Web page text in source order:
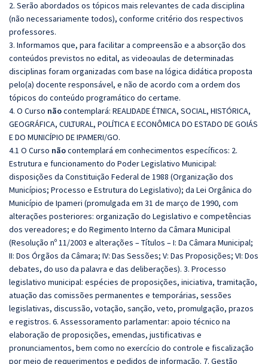
2. Serão abordados os tópicos mais relevantes de cada disciplina
(não necessariamente todos), conforme critério dos respectivos
professores.
3. Informamos que, para facilitar a compreensão e a absorção dos
conteúdos previstos no edital, as videoaulas de determinadas
disciplinas foram organizadas com base na lógica didática proposta
pelo(a) docente responsável, e não de acordo com a ordem dos
tópicos do conteúdo programático do certame.
4. O Curso nãocontemplará: REALIDADE ÉTNICA, SOCIAL, HISTÓRICA,
GEOGRÁFICA, CULTURAL, POLÍTICA E ECONÔMICA DO ESTADO DE GOIÁS
E DO MUNICÍPIO DE IPAMERI/GO.
4.1 O Curso nãocontemplará em conhecimentos específicos: 2.
Estrutura e funcionamento do Poder Legislativo Municipal:
disposições da Constituição Federal de 1988 (Organização dos
Municípios; Processo e Estrutura do Legislativo); da Lei Orgânica do
Município de Ipameri (promulgada em 31 de março de 1990, com
alterações posteriores: organização do Legislativo e competências
dos vereadores; e do Regimento Interno da Câmara Municipal
(Resolução nº 11/2003 e alterações – Títulos – I: Da Câmara Municipal;
II: Dos Órgãos da Câmara; IV: Das Sessões; V: Das Proposições; VI: Dos
debates, do uso da palavra e das deliberações). 3. Processo
legislativo municipal: espécies de proposições, iniciativa, tramitação,
atuação das comissões permanentes e temporárias, sessões
legislativas, discussão, votação, sanção, veto, promulgação, prazos
e registros. 6. Assessoramento parlamentar: apoio técnico na
elaboração de proposições, emendas, justificativas e
pronunciamentos, bem como no exercício do controle e fiscalização
por meio de requerimentos e pedidos de informação. 7. Gestão